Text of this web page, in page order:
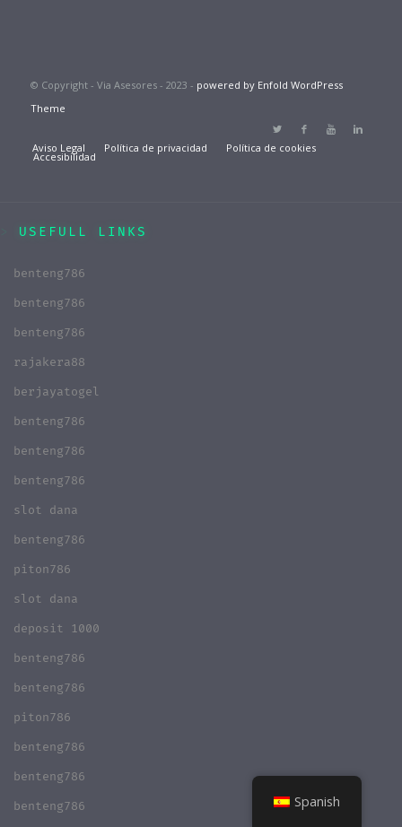
© Copyright - Via Asesores - 2023 - powered by Enfold WordPress
Theme
Aviso Legal Política de privacidad Política de cookies
Accesibilidad
Spanish
USEFULL LINKS
benteng786
benteng786
benteng786
rajakera88
berjayatogel
benteng786
benteng786
benteng786
slot dana
benteng786
piton786
slot dana
deposit 1000
benteng786
benteng786
piton786
benteng786
benteng786
benteng786